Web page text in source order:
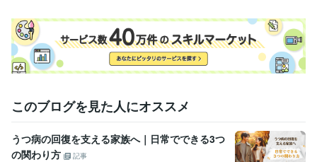
このブログを見た人にオススメ
うつ病の回復を支える家族へ｜日常でできる3つ
の関わり方
記事